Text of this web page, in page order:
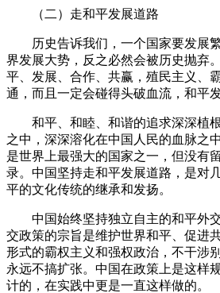
（二）走和平发展道路
历史告诉我们，一个国家要发展
界发展大势，反之必然会被历史抛弃
平、发展、合作、共赢，殖民主义、
通，而且一定会碰得头破血流，和平
和平、和睦、和谐的追求深深植根
之中，深深溶化在中国人民的血脉之
是世界上最强大的国家之一，但没有
录。中国坚持走和平发展道路，是对
平的文化传统的继承和发扬。
中国始终坚持独立自主的和平外
交政策的宗旨是维护世界和平、促进
形式的霸权主义和强权政治，不干涉
永远不搞扩张。中国在政策上是这样
计的，在实践中更是一直这样做的。